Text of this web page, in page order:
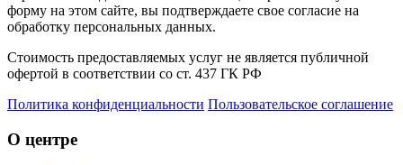
форму на этом сайте, вы подтверждаете свое согласие на
обработку персональных данных.
Стоимость предоставляемых услуг не является публичной
офертой в соответствии со ст. 437 ГК РФ
Политика конфиденциальности Пользовательское соглашение
О центре